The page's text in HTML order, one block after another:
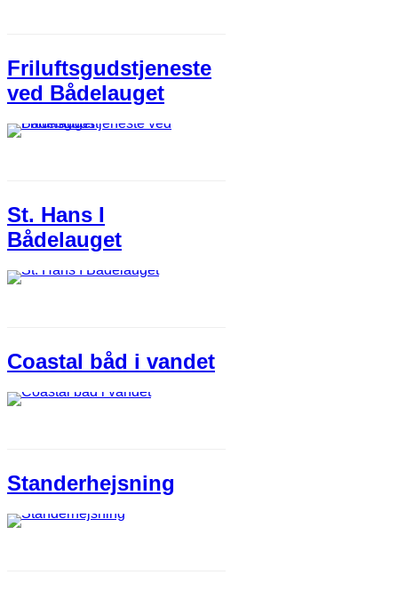
Friluftsgudstjeneste
ved Bådelauget
St. Hans I
Bådelauget
Coastal båd i vandet
Standerhejsning